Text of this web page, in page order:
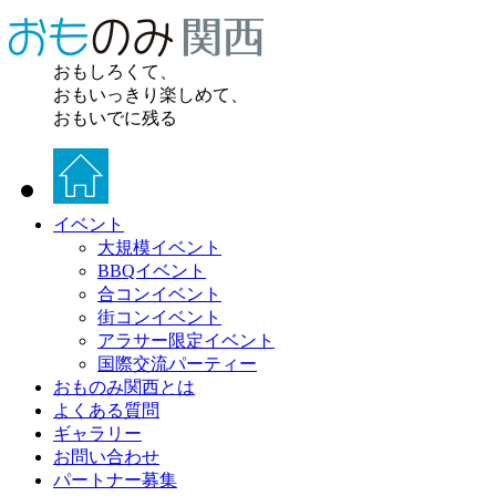
おもしろくて、
おもいっきり楽しめて、
おもいでに残る
イベント
大規模イベント
BBQイベント
合コンイベント
街コンイベント
アラサー限定イベント
国際交流パーティー
おものみ関西とは
よくある質問
ギャラリー
お問い合わせ
パートナー募集